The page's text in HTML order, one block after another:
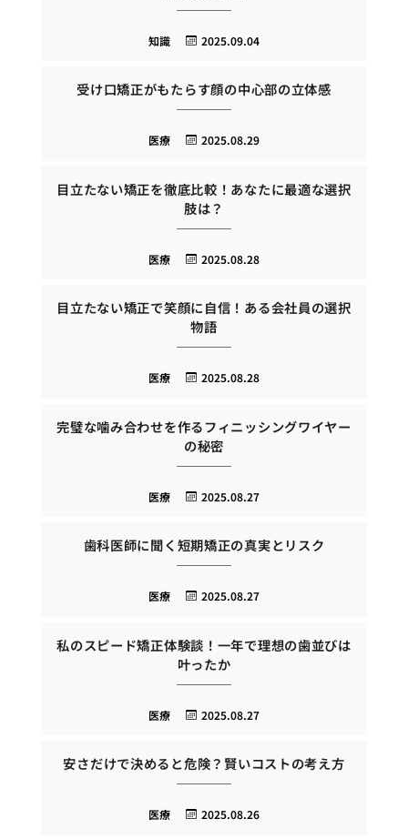
2025.09.04
知識
受け口矯正がもたらす顔の中心部の立体感
2025.08.29
医療
目立たない矯正を徹底比較！あなたに最適な選択
肢は？
2025.08.28
医療
目立たない矯正で笑顔に自信！ある会社員の選択
物語
2025.08.28
医療
完璧な噛み合わせを作るフィニッシングワイヤー
の秘密
2025.08.27
医療
歯科医師に聞く短期矯正の真実とリスク
2025.08.27
医療
私のスピード矯正体験談！一年で理想の歯並びは
叶ったか
2025.08.27
医療
安さだけで決めると危険？賢いコストの考え方
2025.08.26
医療